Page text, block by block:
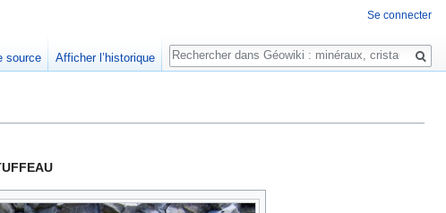
Se connecter
source Afficher l’historique
Rechercher